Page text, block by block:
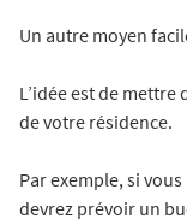
Un autre moyen
L’idée est de mettre
de votre résidence.
Par exemple, si
devrez prévoir un